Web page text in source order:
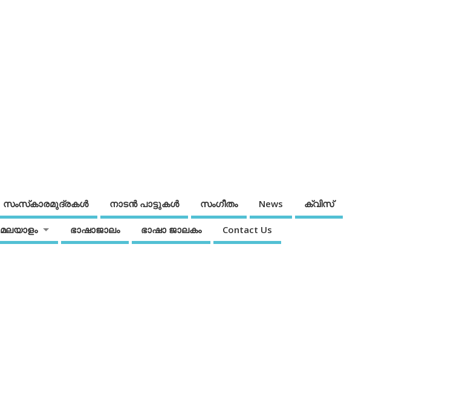
സംസ്‌കാരമുദ്രകള്‍ നാടന്‍ പാട്ടുകള്‍ സംഗീതം News ക്വിസ്
മലയാളം ഭാഷാജാലം ഭാഷാ ജാലകം Contact Us